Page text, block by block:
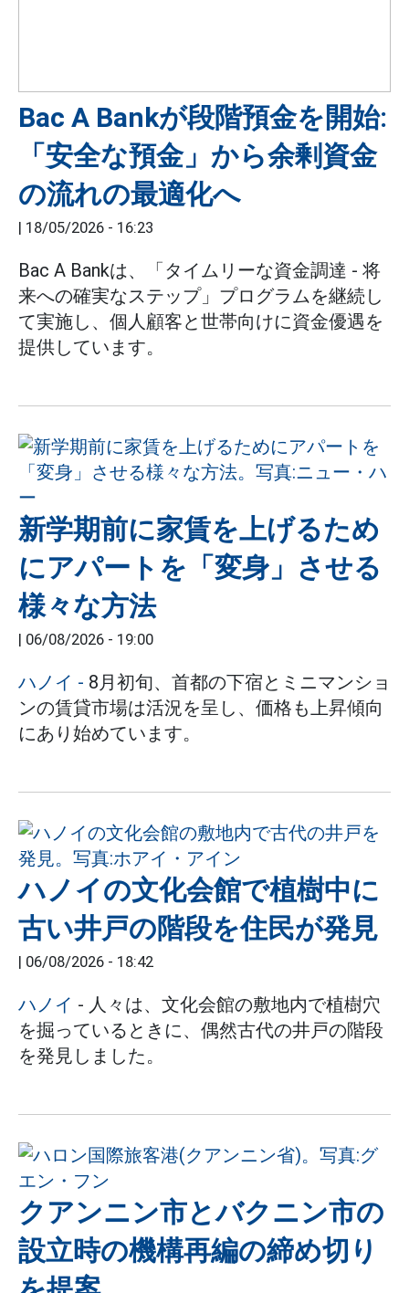
Bac A Bankが段階預金を開始:
「安全な預金」から余剰資金
の流れの最適化へ
| 18/05/2026 - 16:23
Bac A Bankは、「タイムリーな資金調達 - 将
来への確実なステップ」プログラムを継続し
て実施し、個人顧客と世帯向けに資金優遇を
提供しています。
新学期前に家賃を上げるため
にアパートを「変身」させる
様々な方法
| 06/08/2026 - 19:00
ハノイ - 8月初旬、首都の下宿とミニマンショ
ンの賃貸市場は活況を呈し、価格も上昇傾向
にあり始めています。
ハノイの文化会館で植樹中に
古い井戸の階段を住民が発見
| 06/08/2026 - 18:42
ハノイ - 人々は、文化会館の敷地内で植樹穴
を掘っているときに、偶然古代の井戸の階段
を発見しました。
クアンニン市とバクニン市の
設立時の機構再編の締め切り